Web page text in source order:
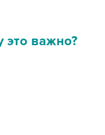
это важно?